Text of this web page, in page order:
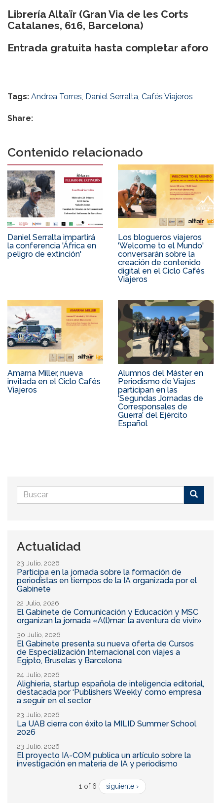
Librería Altaïr (Gran Via de les Corts
Catalanes, 616, Barcelona)
Entrada gratuita hasta completar aforo
Tags: Andrea Torres, Daniel Serralta, Cafés Viajeros
Share:
Contenido relacionado
Daniel Serralta impartirá
la conferencia 'África en
peligro de extinción'
Los blogueros viajeros
'Welcome to el Mundo'
conversarán sobre la
creación de contenido
digital en el Ciclo Cafés
Viajeros
Amarna Miller, nueva
invitada en el Ciclo Cafés
Viajeros
Alumnos del Máster en
Periodismo de Viajes
participan en las
‘Segundas Jornadas de
Corresponsales de
Guerra’ del Ejército
Español
Formulario
de
Actualidad
23 Julio, 2026
Participa en la jornada sobre la formación de
periodistas en tiempos de la IA organizada por el
Gabinete
22 Julio, 2026
El Gabinete de Comunicación y Educación y MSC
organizan la jornada «A(l)mar: la aventura de vivir»
30 Julio, 2026
El Gabinete presenta su nueva oferta de Cursos
de Especialización Internacional con viajes a
Egipto, Bruselas y Barcelona
24 Julio, 2026
Alighieria, startup española de inteligencia editorial,
destacada por ‘Publishers Weekly’ como empresa
a seguir en el sector
23 Julio, 2026
La UAB cierra con éxito la MILID Summer School
2026
23 Julio, 2026
El proyecto IA-COM publica un artículo sobre la
investigación en materia de IA y periodismo
1 of 6 siguiente ›